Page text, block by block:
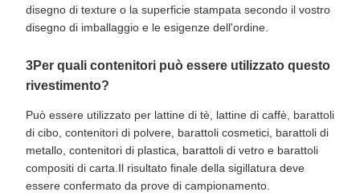
disegno di texture o la superficie stampata secondo il vostro
disegno di imballaggio e le esigenze dell'ordine.
3Per quali contenitori può essere utilizzato questo
rivestimento?
Può essere utilizzato per lattine di tè, lattine di caffè, barattoli
di cibo, contenitori di polvere, barattoli cosmetici, barattoli di
metallo, contenitori di plastica, barattoli di vetro e barattoli
compositi di carta.Il risultato finale della sigillatura deve
essere confermato da prove di campionamento.